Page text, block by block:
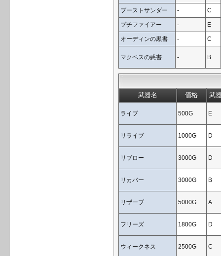
ブーストサンダー - C
プチファイアー - E
オーディンの黒書 - C
マクベスの惑書 - B
武器名 価格 武
ライブ 500G E
リライブ 1000G D
リブロー 3000G D
リカバー 3000G B
リザーブ 5000G A
フリーズ 1800G D
ウィークネス 2500G C